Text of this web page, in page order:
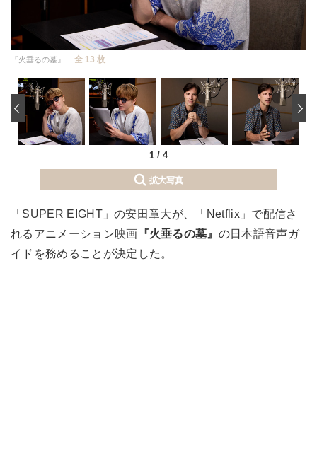
『火垂るの墓』 全 13 枚
1 / 4
‹
拡大写真
「SUPER EIGHT」の安田章大が、「Netflix」で配信さ
れるアニメーション映画 『火垂るの墓』 の日本語音声ガ
イドを務めることが決定した。